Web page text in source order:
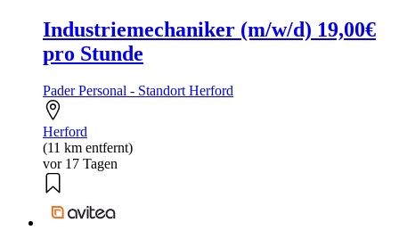
Industriemechaniker (m/w/d) 19,00€
pro Stunde
Pader Personal - Standort Herford
Herford
(11 km entfernt)
vor 17 Tagen